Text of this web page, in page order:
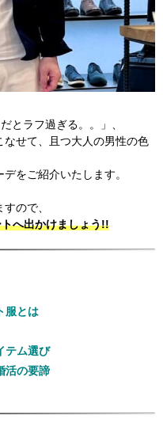
とラフ過ぎる。。」、
せて、且つ大人の男性の色
をご紹介いたします。
ので、
へ出かけましょう!!
服とは
テム選び
活の要諦